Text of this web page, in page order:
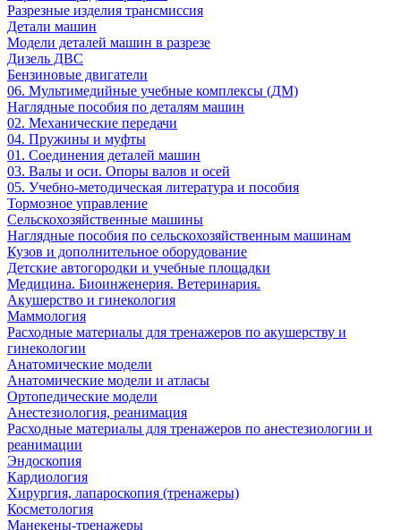
Разрезные изделия трансмиссия
Детали машин
Модели деталей машин в разрезе
Дизель ДВС
Бензиновые двигатели
06. Мультимедийные учебные комплексы (ДМ)
Наглядные пособия по деталям машин
02. Механические передачи
04. Пружины и муфты
01. Соединения деталей машин
03. Валы и оси. Опоры валов и осей
05. Учебно-методическая литература и пособия
Тормозное управление
Сельскохозяйственные машины
Наглядные пособия по сельскохозяйственным машинам
Кузов и дополнительное оборудование
Детские автогородки и учебные площадки
Медицина. Биоинженерия. Ветеринария.
Акушерство и гинекология
Маммология
Расходные материалы для тренажеров по акушерству и
гинекологии
Анатомические модели
Анатомические модели и атласы
Ортопедические модели
Анестезиология, реанимация
Расходные материалы для тренажеров по анестезиологии и
реанимации
Эндоскопия
Кардиология
Хирургия, лапароскопия (тренажеры)
Косметология
Манекены-тренажеры